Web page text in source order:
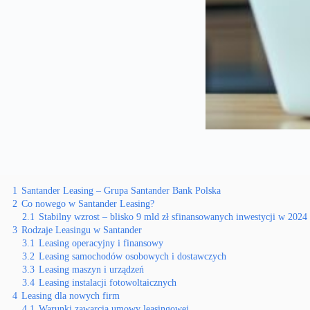
1 Santander Leasing – Grupa Santander Bank Polska
2 Co nowego w Santander Leasing?
2.1 Stabilny wzrost – blisko 9 mld zł sfinansowanych inwestycji w 2024
3 Rodzaje Leasingu w Santander
3.1 Leasing operacyjny i finansowy
3.2 Leasing samochodów osobowych i dostawczych
3.3 Leasing maszyn i urządzeń
3.4 Leasing instalacji fotowoltaicznych
4 Leasing dla nowych firm